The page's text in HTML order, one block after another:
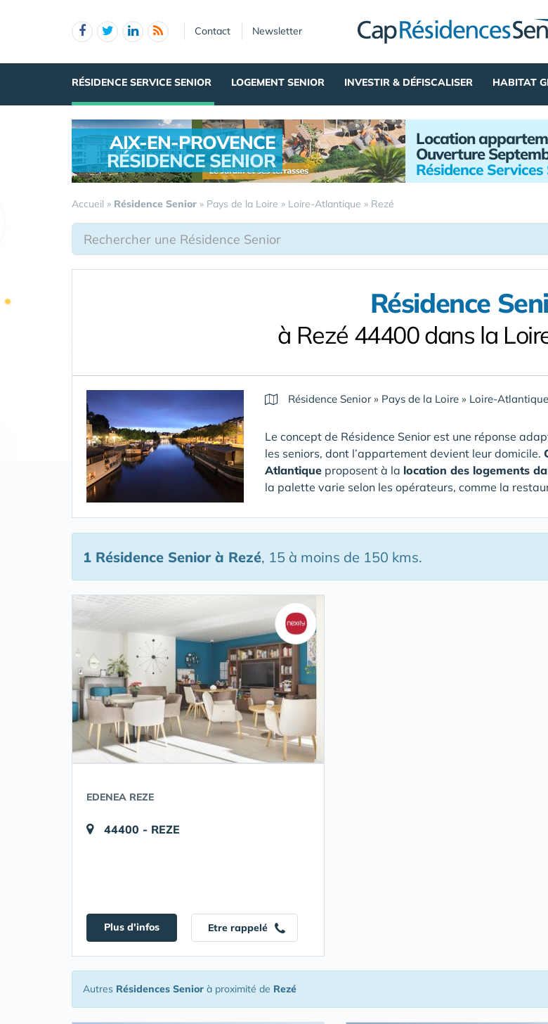
Contact Newsletter
RÉSIDENCE SERVICE SENIOR LOGEMENT SENIOR INVESTIR & DÉFISCALISER HABITAT
AIX-EN-PROVENCE
RÉSIDENCE SENIOR
Location
Ouverture
Résidence
Accueil » Résidence Senior » Pays de la Loire » Loire-Atlantique » Rezé
Résidence
à Rezé 44400 dans la
Résidence Senior» Pays de la Loire » Loire-Atlantique
Le concept de Résidence Senior est une réponse
les seniors, dont l’appartement devient leur domicile.
Atlantique proposent à la location des logements
la palette varie selon les opérateurs, comme la
1 Résidence Seniorà Rezé, 15 à moins de 150 kms.
EDENEA REZE
44400 - REZE
Plus d'infos Etre rappelé
Autres Résidences Senior à proximité de Rezé